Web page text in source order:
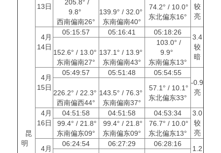
昆
明
13日
较
亮
205.8° /
9.8°
西南偏南26°
139.9° / 32.0°
东南偏南40°
74.2° / 10.0°
东北偏东16°
4月
14日
05:15:57 05:16:41 05:18:26
3.4
较
暗
152.6° / 13.0°
东南偏南27°
137.1° / 13.9°
东南偏南43°
103.0° /
9.9°
东南偏东13°
4月
15日
05:49:57 05:51:48
05:54:55
-0.9
亮
226.2° / 22.3°
西南偏西44°
143.5° / 76.3°
东南偏南37°
57.1° / 10.1°
东北偏东33°
4月
16日
04:51:58 04:51:58 04:53:34
3.0
较
亮
99.4° / 21.8°
东南偏东09°
99.4° / 21.8°
东南偏东09°
76.7° / 10.0°
东北偏东13°
4月
06:24:54 06:27:29 06:28:16
1.2